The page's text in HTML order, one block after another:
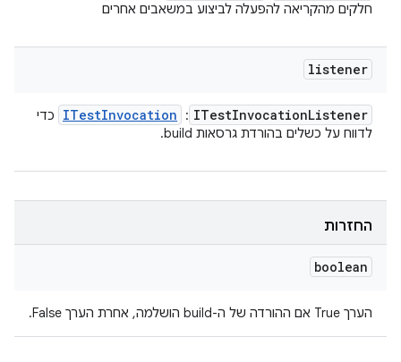
חלקים מהקריאה להפעלה לביצוע במשאבים אחרים
listener
ITestInvocationListener
:
ITestInvocation
כדי
לדווח על כשלים בהורדת גרסאות build.
החזרות
boolean
הערך True אם ההורדה של ה-build הושלמה, אחרת הערך False.